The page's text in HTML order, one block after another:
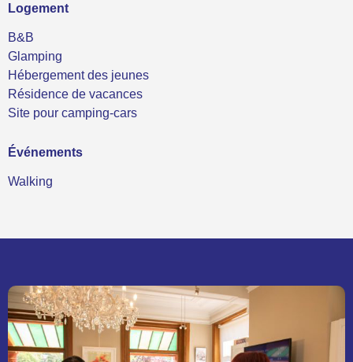
Logement
B&B
Glamping
Hébergement des jeunes
Résidence de vacances
Site pour camping-cars
Événements
Walking